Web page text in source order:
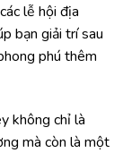
lễ hội địa
bạn giải trí sau
phú thêm
không chỉ là
mà còn là một